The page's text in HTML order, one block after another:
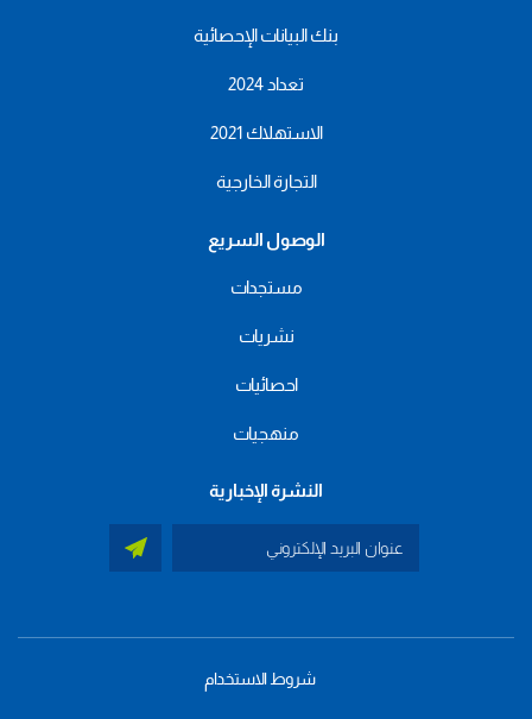
بنك البيانات الإحصائية
تعداد 2024
الاستهلاك 2021
التجارة الخارجية
الوصول السريع
مستجدات
نشريات
احصائيات
منهجيات
النشرة الإخبارية
شروط الاستخدام